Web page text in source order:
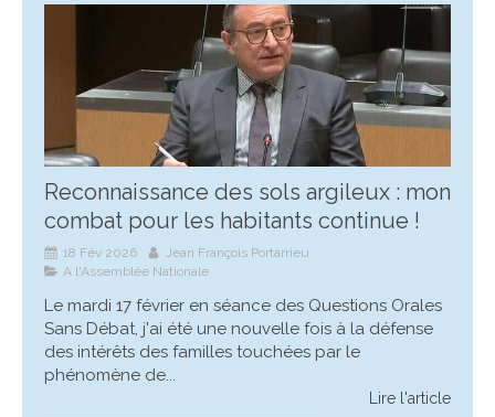
Reconnaissance des sols argileux : mon
combat pour les habitants continue !
18 Fév 2026
Jean François Portarrieu
A l'Assemblée Nationale
Le mardi 17 février en séance des Questions Orales
Sans Débat, j'ai été une nouvelle fois à la défense
des intérêts des familles touchées par le
phénomène de...
Lire l'article